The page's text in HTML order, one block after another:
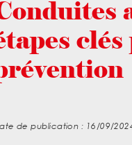
de publication : 16/09/